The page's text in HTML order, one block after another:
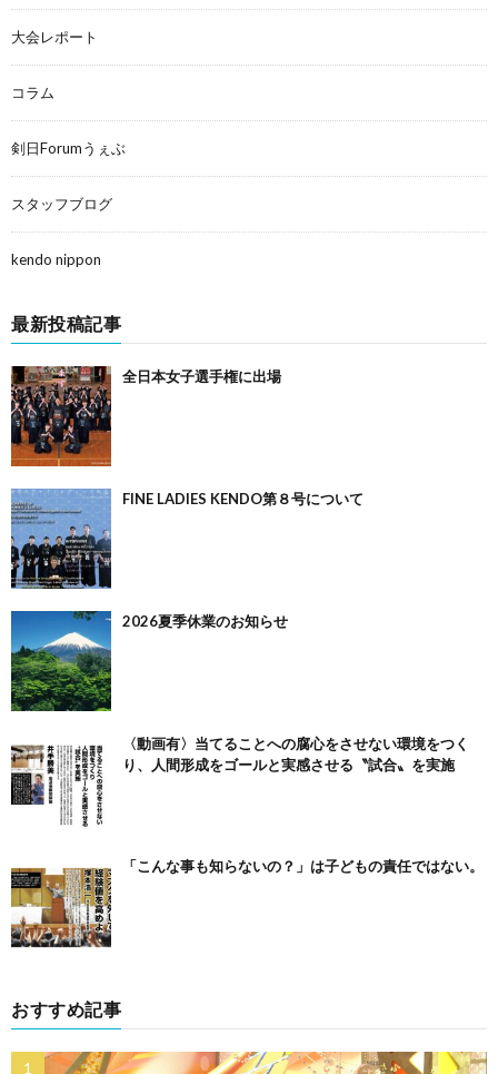
大会レポート
コラム
剣日Forumうぇぶ
スタッフブログ
kendo nippon
最新投稿記事
全日本女子選手権に出場
FINE LADIES KENDO第８号について
2026夏季休業のお知らせ
〈動画有〉当てることへの腐心をさせない環境をつく
り、人間形成をゴールと実感させる〝試合〟を実施
「こんな事も知らないの？」は子どもの責任ではない。
おすすめ記事